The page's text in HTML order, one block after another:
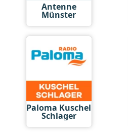
Antenne
Münster
Paloma Kuschel
Schlager